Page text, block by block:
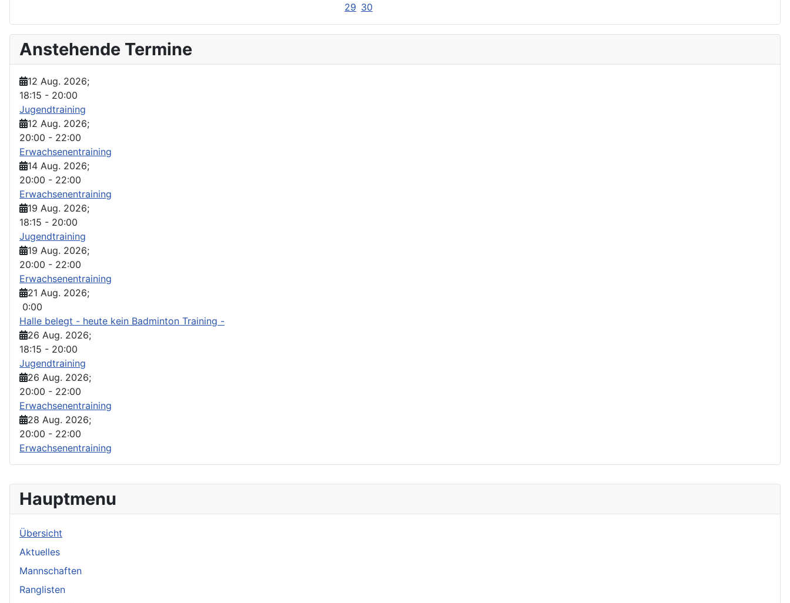
Hauptmenu
Übersicht
Aktuelles
Mannschaften
Ranglisten
29 30
Anstehende Termine
12 Aug. 2026;
18:15 - 20:00
Jugendtraining
12 Aug. 2026;
20:00 - 22:00
Erwachsenentraining
14 Aug. 2026;
20:00 - 22:00
Erwachsenentraining
19 Aug. 2026;
18:15 - 20:00
Jugendtraining
19 Aug. 2026;
20:00 - 22:00
Erwachsenentraining
21 Aug. 2026;
0:00
Halle belegt - heute kein Badminton Training -
26 Aug. 2026;
18:15 - 20:00
Jugendtraining
26 Aug. 2026;
20:00 - 22:00
Erwachsenentraining
28 Aug. 2026;
20:00 - 22:00
Erwachsenentraining